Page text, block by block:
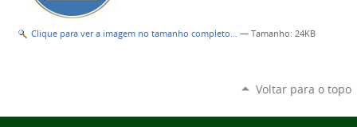
Clique para ver a imagem no tamanho completo… — Tamanho: 24KB
Voltar para o topo